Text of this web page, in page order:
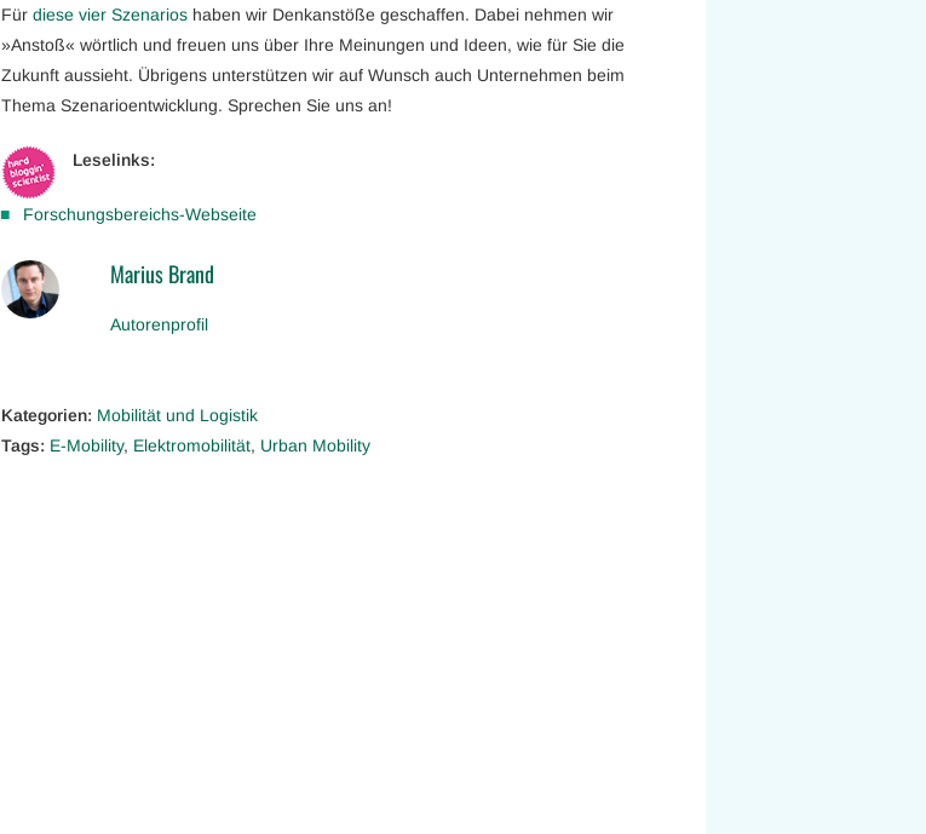
Für diese vier Szenarios haben wir Denkanstöße geschaffen. Dabei nehmen wir
»Anstoß« wörtlich und freuen uns über Ihre Meinungen und Ideen, wie für Sie die
Zukunft aussieht. Übrigens unterstützen wir auf Wunsch auch Unternehmen beim
Thema Szenarioentwicklung. Sprechen Sie uns an!
Leselinks:
Forschungsbereichs-Webseite
Marius Brand
Autorenprofil
Kategorien: Mobilität und Logistik
Tags: E-Mobility, Elektromobilität, Urban Mobility